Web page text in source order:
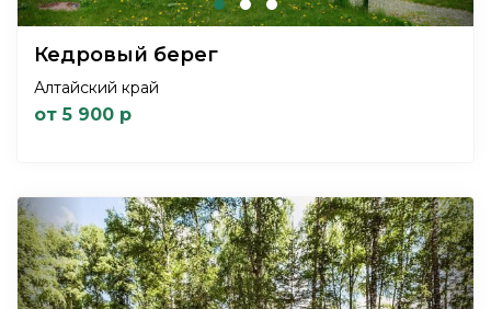
Кедровый берег
Алтайский край
от 5 900 р